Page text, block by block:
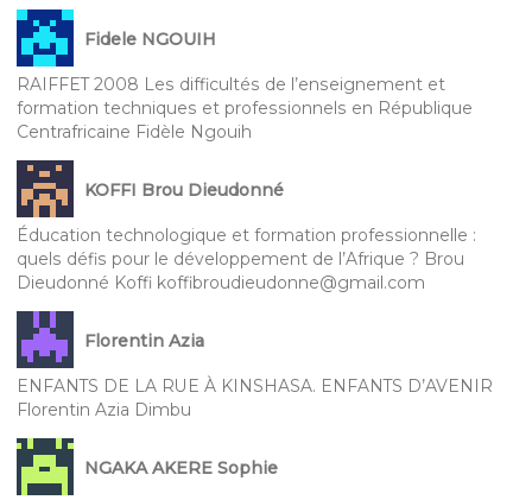
Fidele NGOUIH
RAIFFET 2008 Les difficultés de l’enseignement et
formation techniques et professionnels en République
Centrafricaine Fidèle Ngouih
KOFFI Brou Dieudonné
Éducation technologique et formation professionnelle :
quels défis pour le développement de l’Afrique ? Brou
Dieudonné Koffi koffibroudieudonne@gmail.com
Florentin Azia
ENFANTS DE LA RUE À KINSHASA. ENFANTS D’AVENIR
Florentin Azia Dimbu
NGAKA AKERE Sophie